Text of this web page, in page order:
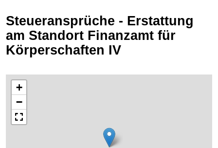
Steueransprüche - Erstattung
am Standort Finanzamt für
Körperschaften IV
+
−